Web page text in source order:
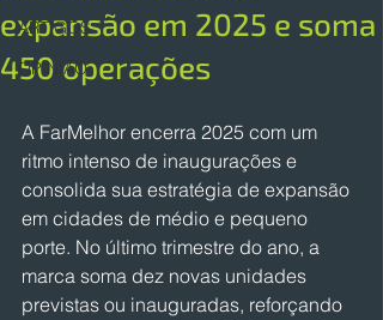
ARTIGOS
OPINIÃO
expansão em 2025 e soma
450 operações
A FarMelhor encerra 2025 com um
ritmo intenso de inaugurações e
consolida sua estratégia de expansão
em cidades de médio e pequeno
porte. No último trimestre do ano, a
marca soma dez novas unidades
previstas ou inauguradas, reforçando